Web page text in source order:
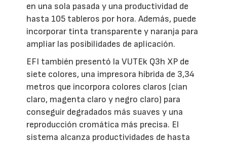
en una sola pasada y una productividad de
hasta 105 tableros por hora. Además, puede
incorporar tinta transparente y naranja para
ampliar las posibilidades de aplicación.
EFI también presentó la VUTEk Q3h XP de
siete colores, una impresora híbrida de 3,34
metros que incorpora colores claros (cian
claro, magenta claro y negro claro) para
conseguir degradados más suaves y una
reproducción cromática más precisa. El
sistema alcanza productividades de hasta